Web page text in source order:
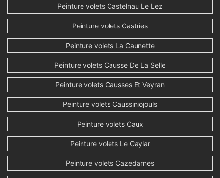
Peinture volets Castelnau Le Lez
Peinture volets Castries
Peinture volets La Caunette
Peinture volets Causse De La Selle
Peinture volets Causses Et Veyran
Peinture volets Caussiniojouls
Peinture volets Caux
Peinture volets Le Caylar
Peinture volets Cazedarnes